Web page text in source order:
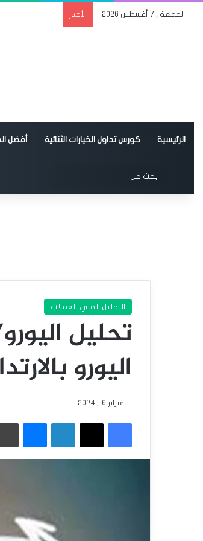
الجمعة , 7 أغسطس 2026 الأخبار
الرئيسية كورس تداول الخيارات الثنائية أفضل
الوضع المظلم
عن
التحليل الفني للعملات
تحليل
اليورو
فبراير 16, 2024
فيسبوك
‫X لينكدإن ماسنجر